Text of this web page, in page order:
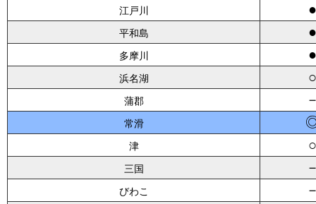
江戸川 ●
平和島 ●
多摩川 ●
浜名湖 ○
蒲郡
常滑
津 ○
三国
びわこ